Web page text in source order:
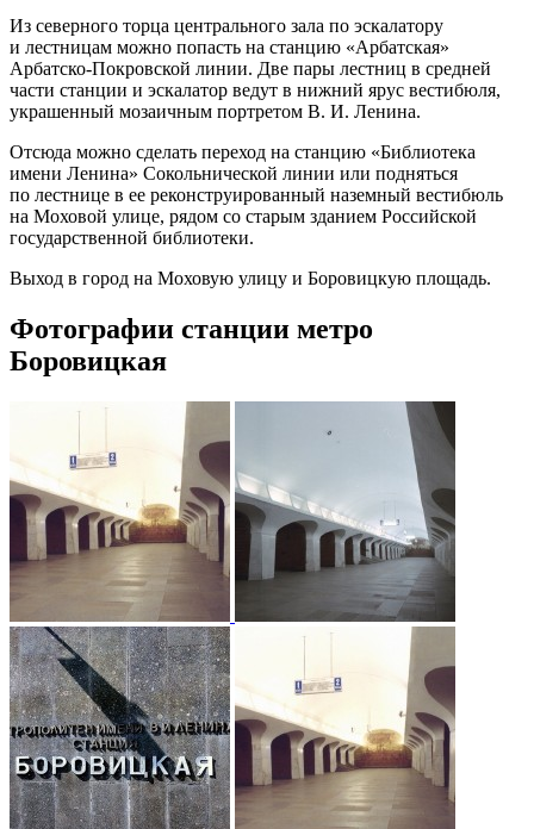
Из северного торца центрального зала по эскалатору
и лестницам можно попасть на станцию «Арбатская»
Арбатско-Покровской линии. Две пары лестниц в средней
части станции и эскалатор ведут в нижний ярус вестибюля,
украшенный мозаичным портретом В. И. Ленина.
Отсюда можно сделать переход на станцию «Библиотека
имени Ленина» Сокольнической линии или подняться
по лестнице в ее реконструированный наземный вестибюль
на Моховой улице, рядом со старым зданием Российской
государственной библиотеки.
Выход в город на Моховую улицу и Боровицкую площадь.
Фотографии станции метро
Боровицкая